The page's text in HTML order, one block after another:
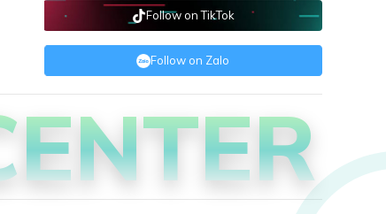
Follow on TikTok
Follow on Zalo